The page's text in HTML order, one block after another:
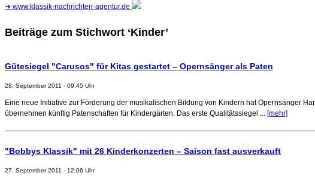
➜ www.klassik-nachrichten-agentur.de
Beiträge zum Stichwort ‘Kinder’
Gütesiegel "Carusos" für Kitas gestartet – Opernsänger als Paten
28. September 2011 - 09:45 Uhr
Eine neue Initiative zur Förderung der musikalischen Bildung von Kindern hat Opernsänger
übernehmen künftig Patenschaften für Kindergärten. Das erste Qualitätssiegel ... [mehr]
"Bobbys Klassik" mit 26 Kinderkonzerten – Saison fast ausverkauft
27. September 2011 - 12:06 Uhr